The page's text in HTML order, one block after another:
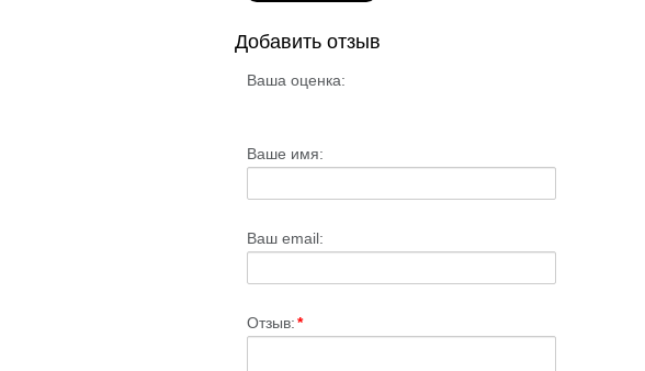
Добавить отзыв
Ваша оценка:
Ваше имя:
Ваш email:
Отзыв:*